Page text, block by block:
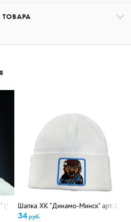
по номеру +375 17 227-01-97 либо,
(5389)Шапка ХК "Динамо-Минск"
34 руб.